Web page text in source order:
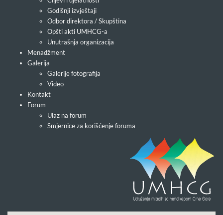
Godišnji izvještaji
Odbor direktora / Skupština
Opšti akti UMHCG-a
Unutrašnja organizacija
Menadžment
Galerija
Galerije fotografija
Video
Kontakt
Forum
Ulaz na forum
Smjernice za korišćenje foruma